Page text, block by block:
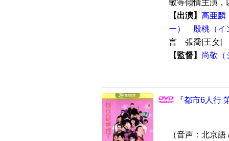
敏等傾情主演，
【出演】 高亜麟
ー）
殷桃（イ
言 張喬[王
【監督】 尚敬（
『都市6人行
（音声：北京